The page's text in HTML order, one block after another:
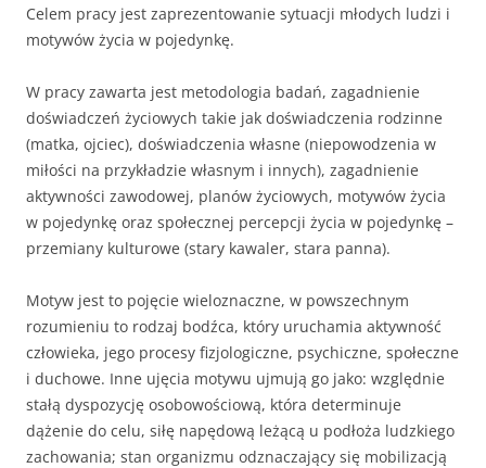
Celem pracy jest zaprezentowanie sytuacji młodych ludzi i
motywów życia w pojedynkę.
W pracy zawarta jest metodologia badań, zagadnienie
doświadczeń życiowych takie jak doświadczenia rodzinne
(matka, ojciec), doświadczenia własne (niepowodzenia w
miłości na przykładzie własnym i innych), zagadnienie
aktywności zawodowej, planów życiowych, motywów życia
w pojedynkę oraz społecznej percepcji życia w pojedynkę –
przemiany kulturowe (stary kawaler, stara panna).
Motyw jest to pojęcie wieloznaczne, w powszechnym
rozumieniu to rodzaj bodź­ca, który uruchamia aktywność
człowieka, jego procesy fizjologiczne, psychiczne, spo­łeczne
i duchowe. Inne ujęcia motywu ujmu­ją go jako: względnie
stałą dyspozycję oso­bowościową, która determinuje
dążenie do celu, siłę napędową leżącą u podłoża ludzkiego
zachowania; stan organizmu odznaczający się mo­bilizacją